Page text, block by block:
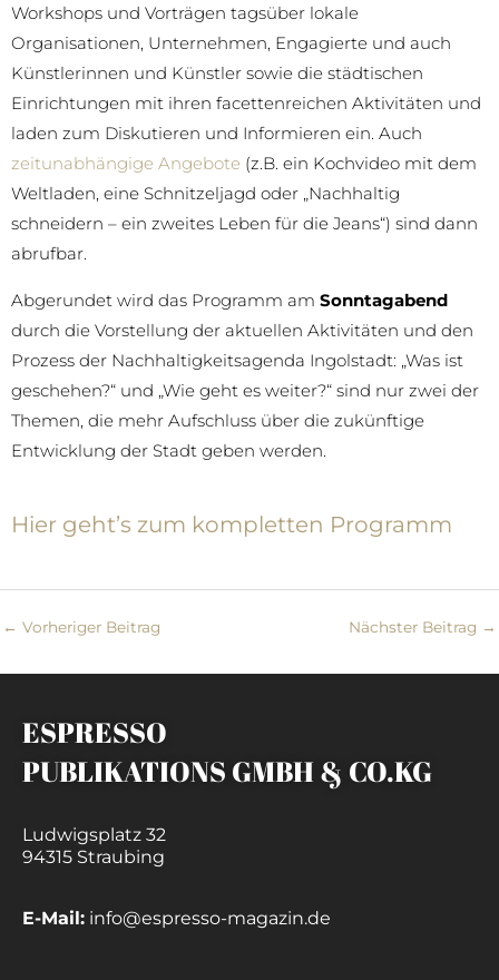
Workshops und Vorträgen tagsüber lokale
Organisationen, Unternehmen, Engagierte und auch
Künstlerinnen und Künstler sowie die städtischen
Einrichtungen mit ihren facettenreichen Aktivitäten und
laden zum Diskutieren und Informieren ein. Auch
zeitunabhängige Angebote (z.B. ein Kochvideo mit dem
Weltladen, eine Schnitzeljagd oder „Nachhaltig
schneidern – ein zweites Leben für die Jeans“) sind dann
abrufbar.
Abgerundet wird das Programm am Sonntagabend
durch die Vorstellung der aktuellen Aktivitäten und den
Prozess der Nachhaltigkeitsagenda Ingolstadt: „Was ist
geschehen?“ und „Wie geht es weiter?“ sind nur zwei der
Themen, die mehr Aufschluss über die zukünftige
Entwicklung der Stadt geben werden.
Hier geht’s zum kompletten Programm
← Vorheriger Beitrag Nächster Beitrag →
ESPRESSO
PUBLIKATIONS GMBH & CO.KG
Ludwigsplatz 32
94315 Straubing
E-Mail: info@espresso-magazin.de